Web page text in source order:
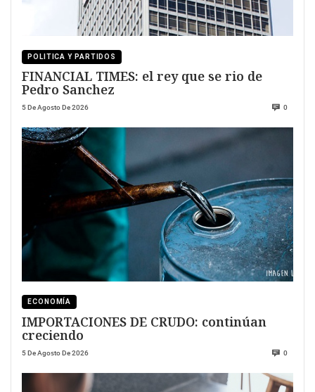
POLITICA Y PARTIDOS
FINANCIAL TIMES: el rey que se rio de
Pedro Sanchez
5 De Agosto De 2026 0
ECONOMÍA
IMPORTACIONES DE CRUDO: continúan
creciendo
5 De Agosto De 2026 0